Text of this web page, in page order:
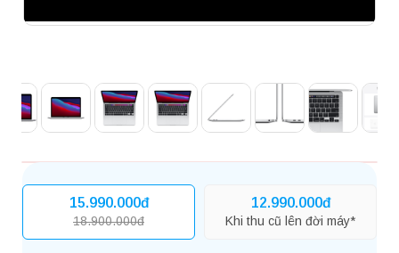
15.990.000đ
18.900.000đ
12.990.000đ
Khi thu cũ lên đời máy*